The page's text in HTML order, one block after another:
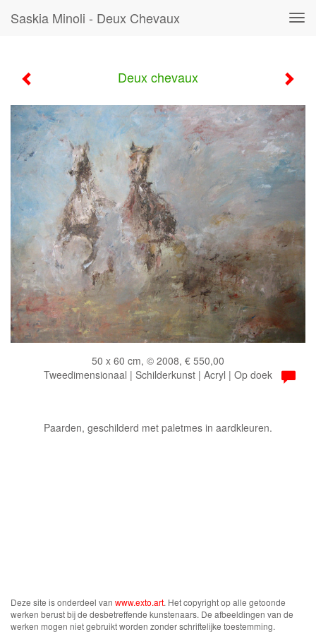
Saskia Minoli - Deux Chevaux
Deux chevaux
50 x 60 cm, © 2008, € 550,00
Tweedimensionaal | Schilderkunst | Acryl | Op doek
Paarden, geschilderd met paletmes in aardkleuren.
Deze site is onderdeel van www.exto.art. Het copyright op alle getoonde
werken berust bij de desbetreffende kunstenaars. De afbeeldingen van de
werken mogen niet gebruikt worden zonder schriftelijke toestemming.